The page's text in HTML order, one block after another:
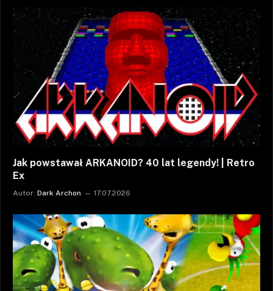
Jak powstawał ARKANOID? 40 lat legendy! | Retro
Ex
Autor: Dark Archon 17.07.2026